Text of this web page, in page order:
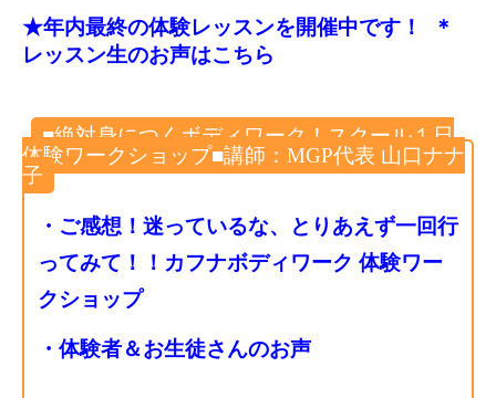
★年内最終の体験レッスンを開催中です！
＊
レッスン生のお声はこちら
■絶対身につくボディワーク！スクール１日
体験ワークショップ■講師：MGP代表 山口ナナ
子
・ご感想！迷っているな、とりあえず一回行
ってみて！！カフナボディワーク 体験ワー
クショップ
・体験者＆お生徒さんのお声